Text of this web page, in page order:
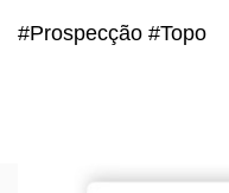
#Prospecção #Topo